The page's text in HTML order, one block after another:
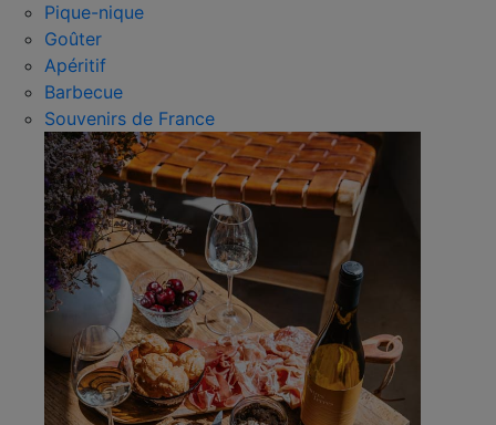
Pique-nique
Goûter
Apéritif
Barbecue
Souvenirs de France